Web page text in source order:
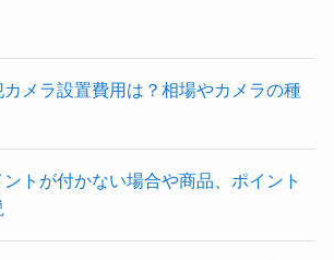
メラ設置費用は？相場やカメラの種
トが付かない場合や商品、ポイント